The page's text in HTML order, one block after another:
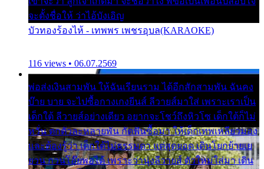
จะตั้งชื่อให้ ว่าไอ้บังเอิญ
บัวทองร้องไห้ - เทพพร เพชรอุบล(KARAOKE)
116 views • 06.07.2569
พ่อส่งเงินสามพัน ให้ฉันเรียนราม ได้อีกสักสามพัน ฉันคง
บ๊าย บาย จะไปซื้อกางเกงยีนส์ ลีวายส์มาใส่ เพราะเราเป็น
เด็กใต้ ลีวายส์อย่างเดียว อยากจะโชว์ถึงหิวโซ เด็กใต้ก็ไม่
หวั่น ตกตัวละหลายพัน กัดฟันซื้อมา ให้เด็กเทพเหลียวมอง
และต้องรู้ว่า เด็กใต้ไม่ธรรมดา แต่สุดยอด เดินโยกย้ายเย
ยวน กวนโอ๊ยพอได้ เพราะว่านุ่งลีวายส์ ตัวใหม่ใส่มา เดิน